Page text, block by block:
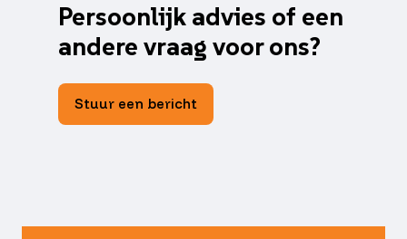
Persoonlijk advies of een
andere vraag voor ons?
Stuur een bericht